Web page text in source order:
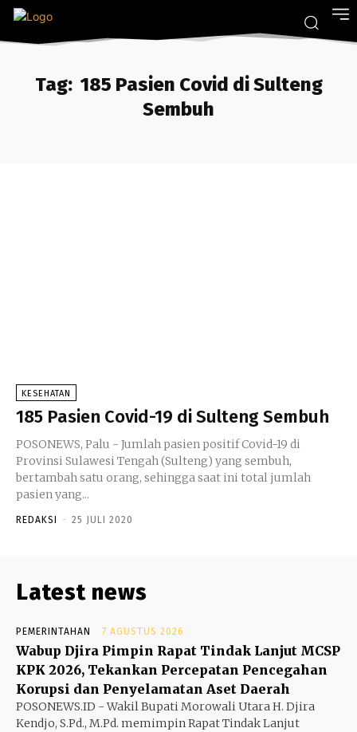
Tag: 185 Pasien Covid di Sulteng
Sembuh
KESEHATAN
185 Pasien Covid-19 di Sulteng Sembuh
POSONEWS, Palu - Jumlah pasien positif Covid-19 di
Provinsi Sulawesi Tengah (Sulteng) yang sembuh,
bertambah satu orang, sehingga saat ini total jumlah
pasien yang...
REDAKSI - 25 JULI 2020
Latest news
PEMERINTAHAN 7 AGUSTUS 2026
Wabup Djira Pimpin Rapat Tindak Lanjut MCSP
KPK 2026, Tekankan Percepatan Pencegahan
Korupsi dan Penyelamatan Aset Daerah
POSONEWS.ID - Wakil Bupati Morowali Utara H. Djira
Kendjo, S.Pd., M.Pd. memimpin Rapat Tindak Lanjut